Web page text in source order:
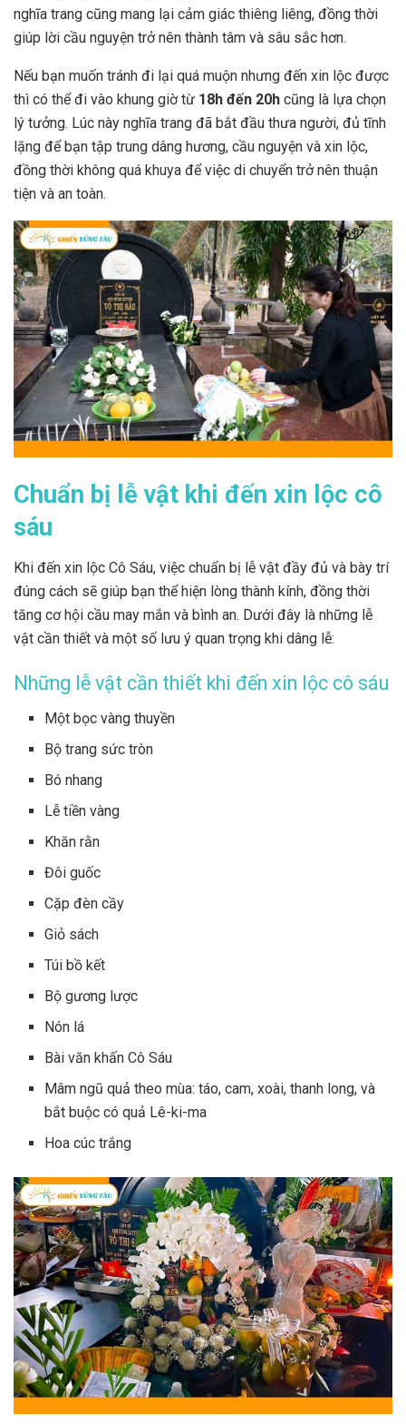
nghĩa trang cũng mang lại cảm giác thiêng liêng, đồng thời
giúp lời cầu nguyện trở nên thành tâm và sâu sắc hơn.
Nếu bạn muốn tránh đi lại quá muộn nhưng đến xin lộc được
thì có thể đi vào khung giờ từ 18h đến 20h cũng là lựa chọn
lý tưởng. Lúc này nghĩa trang đã bắt đầu thưa người, đủ tĩnh
lặng để bạn tập trung dâng hương, cầu nguyện và xin lộc,
đồng thời không quá khuya để việc di chuyển trở nên thuận
tiện và an toàn.
Chuẩn bị lễ vật khi đến xin lộc cô
sáu
Khi đến xin lộc Cô Sáu, việc chuẩn bị lễ vật đầy đủ và bày trí
đúng cách sẽ giúp bạn thể hiện lòng thành kính, đồng thời
tăng cơ hội cầu may mắn và bình an. Dưới đây là những lễ
vật cần thiết và một số lưu ý quan trọng khi dâng lễ:
Những lễ vật cần thiết khi đến xin lộc cô sáu
Một bọc vàng thuyền
Bộ trang sức tròn
Bó nhang
Lễ tiền vàng
Khăn rằn
Đôi guốc
Cặp đèn cầy
Giỏ sách
Túi bồ kết
Bộ gương lược
Nón lá
Bài văn khấn Cô Sáu
Mâm ngũ quả theo mùa: táo, cam, xoài, thanh long, và
bắt buộc có quả Lê-ki-ma
Hoa cúc trắng